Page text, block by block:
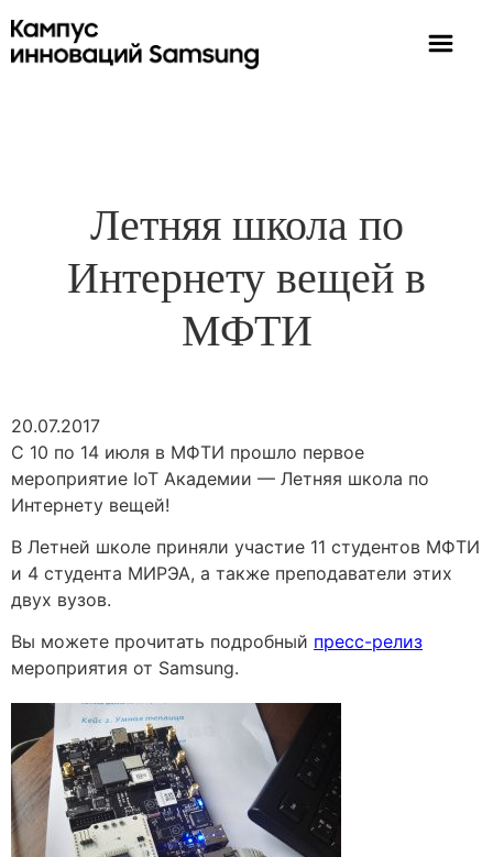
Летняя школа по
Интернету вещей в
МФТИ
20.07.2017
C 10 по 14 июля в МФТИ прошло первое
мероприятие IoT Академии — Летняя школа по
Интернету вещей!
В Летней школе приняли участие 11 студентов МФТИ
и 4 студента МИРЭА, а также преподаватели этих
двух вузов.
Вы можете прочитать подробный пресс-релиз
мероприятия от Samsung.